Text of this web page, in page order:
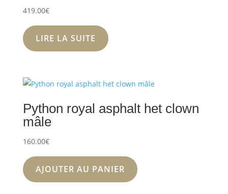
419.00€
LIRE LA SUITE
Python royal asphalt het clown
mâle
160.00€
AJOUTER AU PANIER